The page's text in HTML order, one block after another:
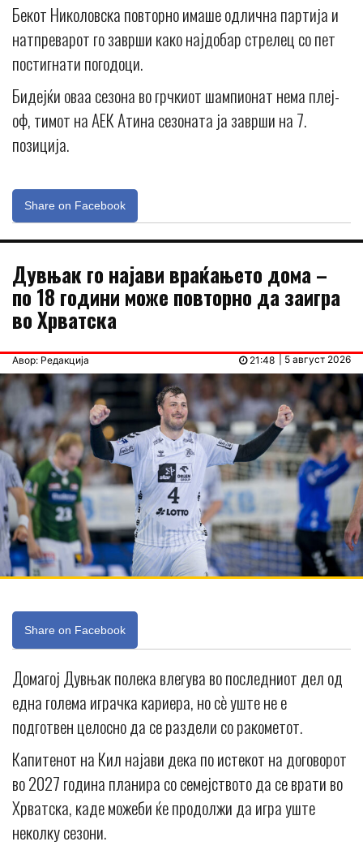
Бекот Николовска повторно имаше одлична партија и
натпреварот го заврши како најдобар стрелец со пет
постигнати погодоци.
Бидејќи оваа сезона во грчкиот шампионат нема плеј-
оф, тимот на АЕК Атина сезоната ја заврши на 7.
позиција.
Share on Facebook
Дувњак го најави враќањето дома –
по 18 години може повторно да заигра
во Хрватска
Авор: Редакција | 5 август 2026
21:48
Share on Facebook
Домагој Дувњак полека влегува во последниот дел од
една голема играчка кариера, но сè уште не е
подготвен целосно да се раздели со ракометот.
Капитенот на Кил најави дека по истекот на договорот
во 2027 година планира со семејството да се врати во
Хрватска, каде можеби ќе продолжи да игра уште
неколку сезони.